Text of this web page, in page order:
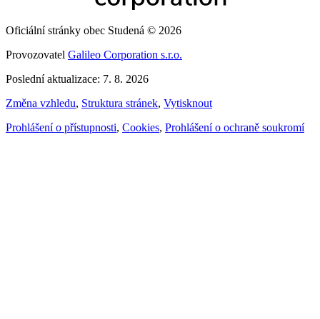
Oficiální stránky obec Studená © 2026
Provozovatel Galileo Corporation s.r.o.
Poslední aktualizace: 7. 8. 2026
Změna vzhledu, Struktura stránek, Vytisknout
Prohlášení o přístupnosti, Cookies, Prohlášení o ochraně soukromí